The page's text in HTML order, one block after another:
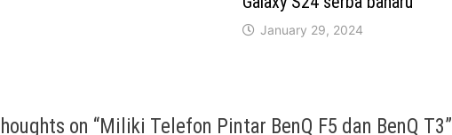
January 29, 2024
on “Miliki Telefon Pintar BenQ F5 dan BenQ T3”